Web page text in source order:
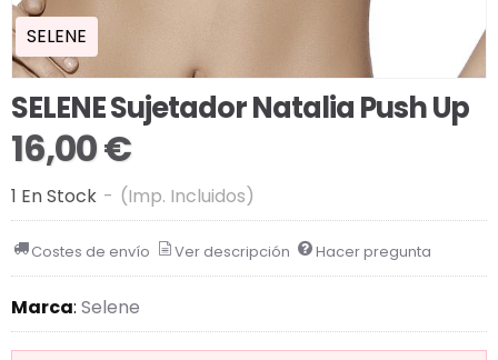
SELENE
SELENE Sujetador Natalia Push Up
16,00 €
1 En Stock - (Imp. Incluidos)
Costes de envío Ver descripción Hacer pregunta
Marca: Selene